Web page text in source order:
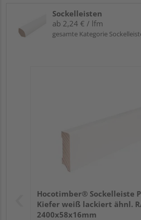
Sockelleisten
ab 2,24 € / lfm
gesamte Kategorie
Hocotimber® Sockelleiste
Kiefer weiß lackiert ähnl.
2400x58x16mm